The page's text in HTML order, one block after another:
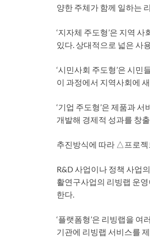
양한 주체가 함께 일하는
‘지자체 주도형’은 지역
있다. 상대적으로 넓은 사
‘시민사회 주도형’은 시
이 과정에서 지역사회에
‘기업 주도형’은 제품과
개발해 경제적 성과를 창
추진방식에 따라 △프로
R&D 사업이나 정책 사업
활연구사업의 리빙랩 운
한다.
‘플랫폼형’은 리빙랩을
기관에 리빙랩 서비스를